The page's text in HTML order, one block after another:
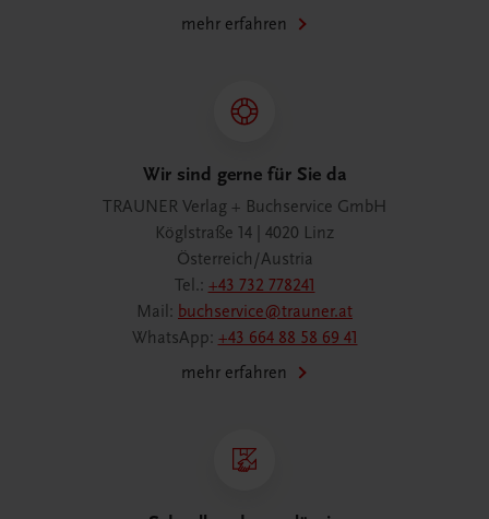
mehr erfahren
Wir sind gerne für Sie da
TRAUNER Verlag + Buchservice GmbH
Köglstraße 14 | 4020 Linz
Österreich/Austria
Tel.: +43 732 778241
Mail: buchservice@trauner.at
WhatsApp: +43 664 88 58 69 41
mehr erfahren